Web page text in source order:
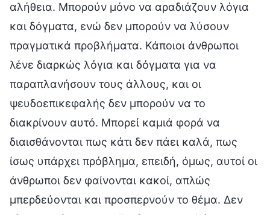
αλήθεια. Μπορούν μόνο να αραδιάζουν λόγια
και δόγματα, ενώ δεν μπορούν να λύσουν
πραγματικά προβλήματα. Κάποιοι άνθρωποι
λένε διαρκώς λόγια και δόγματα για να
παραπλανήσουν τους άλλους, και οι
ψευδοεπικεφαλής δεν μπορούν να το
διακρίνουν αυτό. Μπορεί καμιά φορά να
διαισθάνονται πως κάτι δεν πάει καλά, πως
ίσως υπάρχει πρόβλημα, επειδή, όμως, αυτοί οι
άνθρωποι δεν φαίνονται κακοί, απλώς
μπερδεύονται και προσπερνούν το θέμα. Δεν